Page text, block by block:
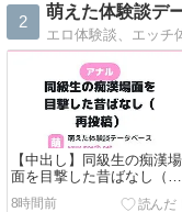
2
萌えた体験談デ
【中出し】同級生の痴漢場
面を目撃した昔ばなし（再
投稿）
8時間前